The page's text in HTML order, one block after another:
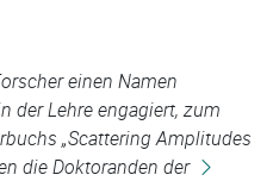
einen Namen
der Lehre engagiert, zum
„Scattering Amplitudes
die Doktoranden der